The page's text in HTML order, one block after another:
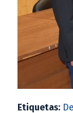
Etiquetas: